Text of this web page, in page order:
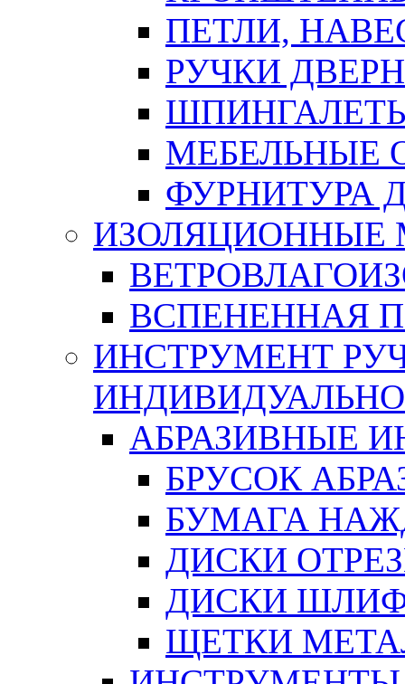
ПЕТЛИ,
РУЧКИ
МЕБЕЛЬНЫЕ
ФУРНИТУРА
ИЗОЛЯЦИОННЫЕ
ВСПЕНЕННАЯ
ИНСТРУМЕНТ
АБРАЗИВНЫЕ
БРУСОК
БУМАГА
ДИСКИ
ДИСКИ
ЩЕТКИ